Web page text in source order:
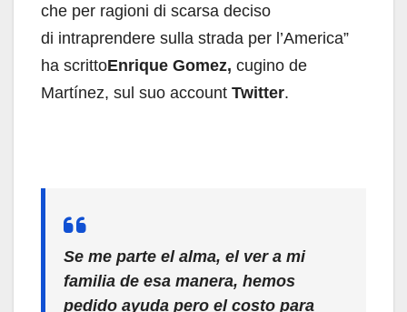
che per ragioni di scarsa deciso
di intraprendere sulla strada per l’America”
ha scrittoEnrique Gomez, cugino de
Martínez, sul suo account Twitter.
Se me parte el alma, el ver a mi
familia de esa manera, hemos
pedido ayuda pero el costo para